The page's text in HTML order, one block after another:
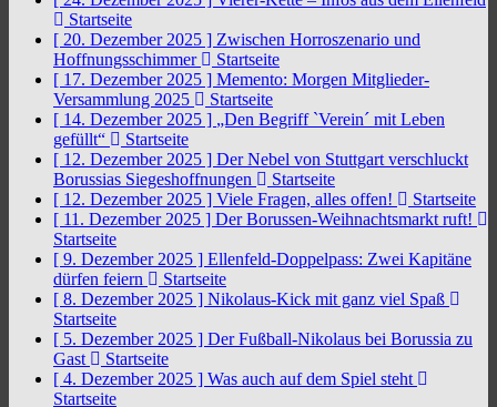
Startseite
[ 20. Dezember 2025 ] Zwischen Horroszenario und
Hoffnungsschimmer
Startseite
[ 17. Dezember 2025 ] Memento: Morgen Mitglieder-
Versammlung 2025
Startseite
[ 14. Dezember 2025 ] „Den Begriff `Verein´ mit Leben
gefüllt“
Startseite
[ 12. Dezember 2025 ] Der Nebel von Stuttgart verschluckt
Borussias Siegeshoffnungen
Startseite
[ 12. Dezember 2025 ] Viele Fragen, alles offen!
Startseite
[ 11. Dezember 2025 ] Der Borussen-Weihnachtsmarkt ruft!
Startseite
[ 9. Dezember 2025 ] Ellenfeld-Doppelpass: Zwei Kapitäne
dürfen feiern
Startseite
[ 8. Dezember 2025 ] Nikolaus-Kick mit ganz viel Spaß
Startseite
[ 5. Dezember 2025 ] Der Fußball-Nikolaus bei Borussia zu
Gast
Startseite
[ 4. Dezember 2025 ] Was auch auf dem Spiel steht
Startseite